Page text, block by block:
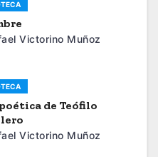
Victorino Muñoz
de Teófilo
Victorino Muñoz